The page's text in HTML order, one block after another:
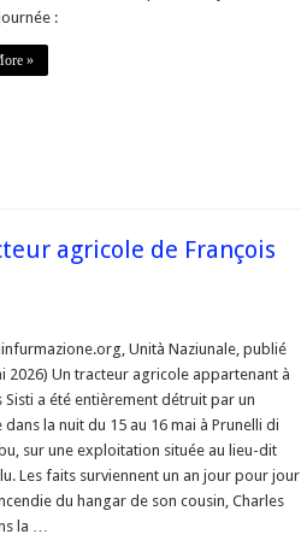
:
»
agricole de François
Unità Naziunale, publié
2026) Un tracteur agricole appartenant à
Sisti a été entièrement détruit par un
dans la nuit du 15 au 16 mai à Prunelli di
sur une exploitation située au lieu-dit
Les faits surviennent un an jour pour jour
du hangar de son cousin, Charles
la …